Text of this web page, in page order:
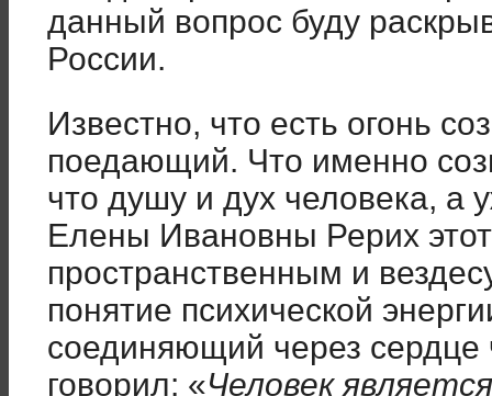
данный вопрос буду
России.
Известно, что есть огонь
поедающий. Что именно
что душу и дух человека, а
Елены Ивановны Рерих
пространственным и
понятие психической
соединяющий через сердце
говорил: «Человек